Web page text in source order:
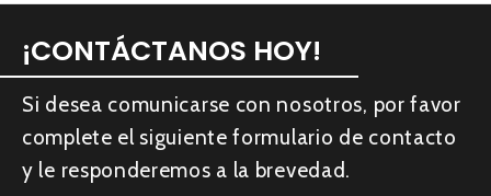
¡CONTÁCTANOS HOY!
Si desea comunicarse con nosotros, por favor
complete el siguiente formulario de contacto
y le responderemos a la brevedad.